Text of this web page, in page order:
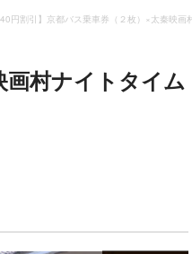
円割引】京都バス乗車券（２枚）×太秦映
画村ナイトタイム